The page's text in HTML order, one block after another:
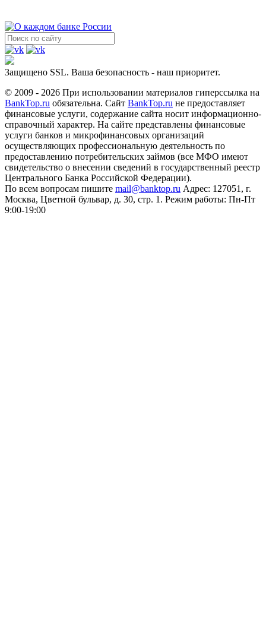
Защищено SSL. Ваша безопасность - наш приоритет.
© 2009 - 2026 При использовании материалов гиперссылка на
BankTop.ru обязательна. Сайт BankTop.ru не предоставляет
финансовые услуги, содержание сайта носит информационно-
справочный характер. На сайте представлены финансовые
услуги банков и микрофинансовых организаций
осуществляющих профессиональную деятельность по
предоставлению потребительских займов (все МФО имеют
свидетельство о внесении сведений в государственный реестр
Центрального Банка Российской Федерации).
По всем вопросам пишите mail@banktop.ru Адрес: 127051, г.
Москва, Цветной бульвар, д. 30, стр. 1. Режим работы: Пн-Пт
9:00-19:00